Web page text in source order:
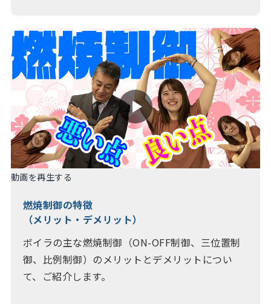
動画を再生する
燃焼制御の特徴
（メリット・デメリット）
ボイラの主な燃焼制御（ON-OFF制御、三位置制
御、比例制御）のメリットとデメリットについ
て、ご紹介します。